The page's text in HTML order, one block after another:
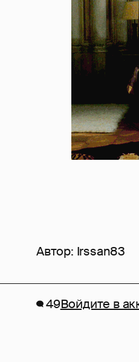
Автор: Irssan83
49Войдите в